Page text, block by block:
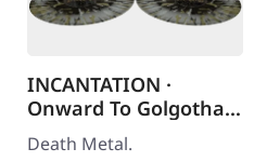
INCANTATION ·
Onward To Golgotha
Live | SPLATTER 2LP
Death Metal.